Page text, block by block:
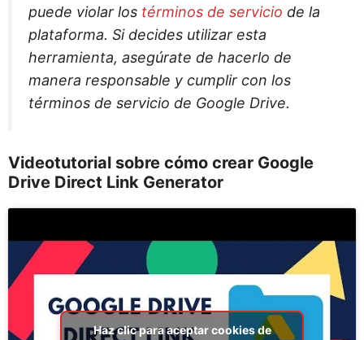
puede violar los términos de servicio de la
plataforma. Si decides utilizar esta
herramienta, asegúrate de hacerlo de
manera responsable y cumplir con los
términos de servicio de Google Drive.
Videotutorial sobre cómo crear Google
Drive Direct Link Generator
Haz clic para aceptar cookies de